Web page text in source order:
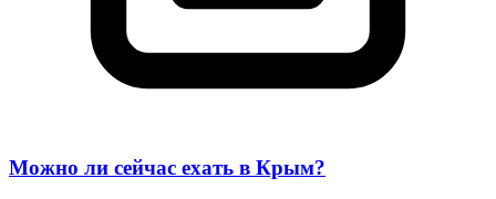
Можно ли сейчас ехать в Крым?